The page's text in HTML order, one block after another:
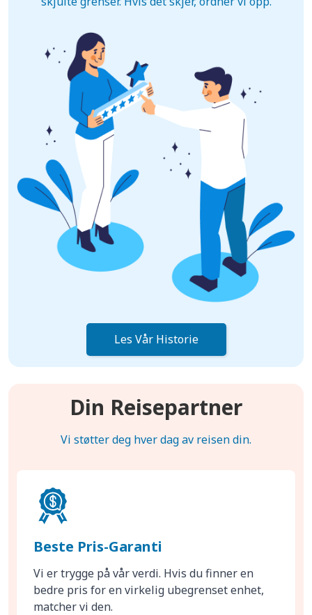
Les Vår Historie
Din Reisepartner
Vi støtter deg hver dag av reisen din.
Beste Pris-Garanti
Vi er trygge på vår verdi. Hvis du finner en
bedre pris for en virkelig ubegrenset enhet,
matcher vi den.